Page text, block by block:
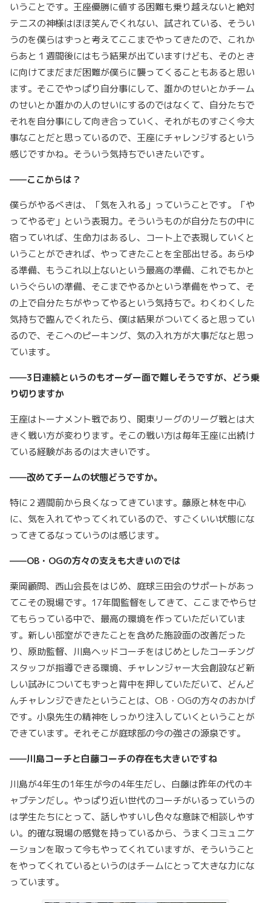
いうことです。王座優勝に値する困難も乗り越えないと絶対
テニスの神様はほほ笑んでくれない、試されている、そうい
うのを僕らはずっと考えてここまでやってきたので、これか
らあと１週間後にはもう結果が出ていますけども、そのとき
に向けてまだまだ困難が僕らに襲ってくることもあると思い
ます。そこでやっぱり自分事にして、誰かのせいとかチーム
のせいとか誰かの人のせいにするのではなくて、自分たちで
それを自分事にして向き合っていく、それがものすごく今大
事なことだと思っているので、王座にチャレンジするという
感じですかね。そういう気持ちでいきたいです。
——ここからは？
僕らがやるべきは、「気を入れる」っていうことです。「や
ってやるぞ」という表現力。そういうものが自分たちの中に
宿っていれば、生命力はあるし、コート上で表現していくと
いうことができれば、やってきたことを全部出せる。あらゆ
る準備、もうこれ以上ないという最高の準備、これでもかと
いうぐらいの準備、そこまでやるかという準備をやって、そ
の上で自分たちがやってやるという気持ちで。わくわくした
気持ちで臨んでくれたら、僕は結果がついてくると思ってい
るので、そこへのピーキング、気の入れ方が大事だなと思っ
ています。
——3日連続というのもオーダー面で難しそうですが、どう乗
り切りますか
王座はトーナメント戦であり、関東リーグのリーグ戦とは大
きく戦い方が変わります。そこの戦い方は毎年王座に出続け
ている経験があるのは大きいです。
——改めてチームの状態どうですか。
特に２週間前から良くなってきています。藤原と林を中心
に、気を入れてやってくれているので、すごくいい状態にな
ってきてるなっていうのは感じます。
——OB・OGの方々の支えも大きいのでは
栗岡顧問、西山会長をはじめ、庭球三田会のサポートがあっ
てこその現場です。17年間監督をしてきて、ここまでやらせ
てもらっている中で、最高の環境を作っていただいていま
す。新しい部室ができたことを含めた施設面の改善だった
り、原助監督、川島ヘッドコーチをはじめとしたコーチング
スタッフが指導できる環境、チャレンジャー大会創設など新
しい試みについてもずっと背中を押していただいて、どんど
んチャレンジできたということは、OB・OGの方々のおかげ
です。小泉先生の精神をしっかり注入していくということが
できています。それそこが庭球部の今の強さの源泉です。
——川島コーチと白藤コーチの存在も大きいですね
川島が4年生の1年生が今の4年生だし、白藤は昨年の代のキ
ャプテンだし。やっぱり近い世代のコーチがいるっていうの
は学生たちにとって、話しやすいし色々な意味で相談しやす
い。的確な現場の感覚を持っているから、うまくコミュニケ
ーションを取って今もやってくれていますが、そういうこと
をやってくれているというのはチームにとって大きな力にな
っています。